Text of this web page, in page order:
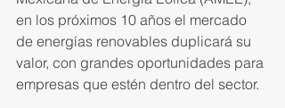
en los próximos 10 años el mercado
de energías renovables duplicará su
valor, con grandes oportunidades para
empresas que estén dentro del sector.